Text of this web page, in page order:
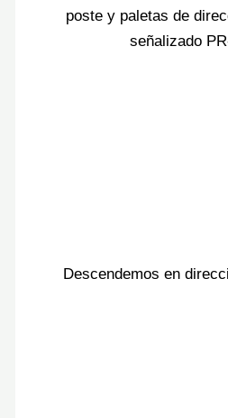
poste y paletas de
señalizado
Descendemos en